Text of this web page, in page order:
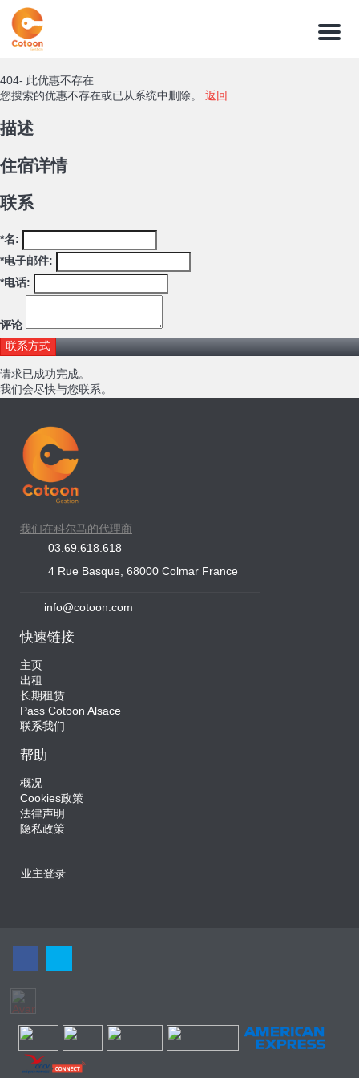
菜
404- 此优惠不存在
您搜索的优惠不存在或已从系统中删除。
返回
描述
住宿详情
联系
*名:
*电子邮件:
*电话:
评论
请求已成功完成。
我们会尽快与您联系。
我们在科尔马的代理商
03.69.618.618
4 Rue Basque, 68000 Colmar France
info@cotoon.com
快速链接
主页
出租
长期租赁
Pass Cotoon Alsace
联系我们
帮助
概况
Cookies政策
法律声明
隐私政策
业主登录